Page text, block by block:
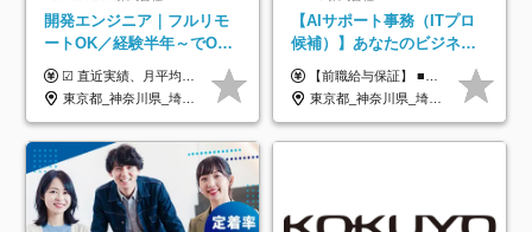
開発エンジニア｜フルリモ
ートOK／経験半年～でOK
／実質還元率80～90%／前
給保証／AI系など最先端案
件多数
☑︎ 直近実績、月平均17,000円の昇給 ☑︎ 前職給与100%保証 ☑︎ 実質還元率80～90% ☑︎ 待機時も給与は満額支給 月給35万円～70万円＋交通費など各種手当 ※想定年収：4,200,000円～10,560,000円 ※経験・能力等を考慮の上で決定します。 ※上記金額には、みなし残業手当（50時間分・104,000円～212,000円）を含みます。超過分は別途追加支給します。 ┗残業時間は月平均10時間、多い時でも20時間程度と安定しております ★単価連動型の給与体系ではないため、万が一待機になってもその間の給与は満額支給しています。 ＜1年間の昇給事例をご紹介！＞ ・20代/フロントエンドエンジニア：月給274,000円→月給362,000円（＋88,000円/月） ・20代/iOSエンジニア：月給237,000円→月給287,000円（＋50,000円/月） ・20代/Androidエンジニア：月給316,000円→月給374,000円（＋58,000円/月） ・30代/Javaエンジニア（上流）：月給340,000円→月給418,000円（＋78,000円/月） ・30代/PMO：月給340,000円→月給418,000円（＋78,000円/月）
東京都_神奈川県_埼玉県_千葉県_大阪府_愛知県_北海道_青森県_岩手県_宮城県_秋田県_山形県_福島県_茨城県_栃木県_群馬県_新潟県_山梨県_長野県_富山県_石川県_福井県_静岡県_岐阜県_三重県_兵庫県_京都府_滋賀県_奈良県_和歌山県_広島県_岡山県_鳥取県_島根県_山口県_徳島県_香川県_愛媛県_高知県_福岡県_熊本県_佐賀県_長崎県_大分県_宮崎県_鹿児島県_沖縄県
【AIサポート事務（ITプロ
候補）】あなたのビジネス
経験をAI業界で活かす◆IT
未経験OK◆目指せるコンサ
ル
【前職給与保証】 ■未経験者： 月給30万円～35万円 ■ローキャリア（経験目安1年程度）： 月給35万円～40万円 ■経験者（経験目安3年以上）： 月給40万円～60万円 ■即戦力（経験目安5年以上）： 月給45万円～80万円 ※上記金額には固定残業代30時間分 【未経験者5万5000円～7万3000円、 ローキャリア6万4000円～7万3000円、 経験者5万8000円～10万9000円、 即戦力8万2000円～14万5000円】を含みます。 ※30時間を超える場合は追加で全額支給します。 ※経験・能力・前職給与などを総合的に評価したうえでご納得いただけるよう個別決定。 未経験者の場合、前職給与とポテンシャルを査定のうえ決定いたします。 ※日本国内でのIT業界経験、または同等の実務経験と能力に応じて決定します。 ※前職給与は日本円かつ、日本国内での実績に基づき評価します。 【納得の評価システム】 ★クォーター毎に査定する評価制度導入！ 明確な評価基準で翌年度年収を上げましょう！ ★評価対象期間に在籍中のほとんどの社員が昇給し 年収アップを実現しています！ ★様々なインセンティブ制度を用意し多角的に正当評価しています！ ※試用期間6カ月（期間中の待遇等に差異なし）
東京都_神奈川県_埼玉県_千葉県